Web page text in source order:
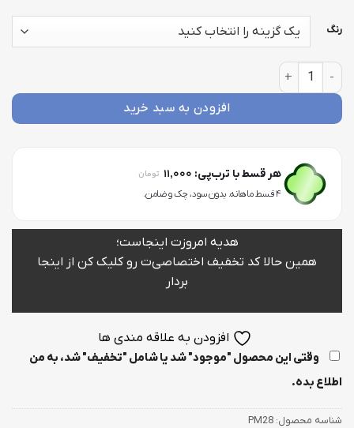
رنگ
طلق شفاف حروف 2 عدد
افزودن به سبد خرید
هر قسط با ترب‌پی: 11,000 تومان
۴ قسط ماهانه. بدون سود، چک و ضامن.
هدیه امروزت اینجاست؛
همین حالا کد تخفیف اختصاصی‌ت رو کلیک کن از اینجا
بردار
افزودن به علاقه مندی ها
وقتی این محصول "موجود" شد یا شامل "تخفیف" شد، به من
اطلاع بده.
شناسه محصول: PM28